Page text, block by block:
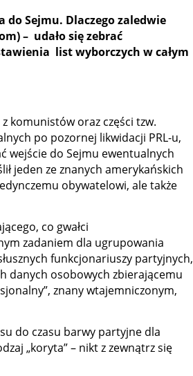
do Sejmu. Dlaczego zaledwie
– udało się zebrać
list wyborczych w całym
komunistów oraz części tzw.
po pozornej likwidacji PRL-u,
wejście do Sejmu ewentualnych
jeden ze znanych amerykańskich
obywatelowi, ale także
co gwałci
zadaniem dla ugrupowania
funkcjonariuszy partyjnych,
danych osobowych zbierającemu
znany wtajemniczonym,
do czasu barwy partyjne dla
„koryta” – nikt z zewnątrz się